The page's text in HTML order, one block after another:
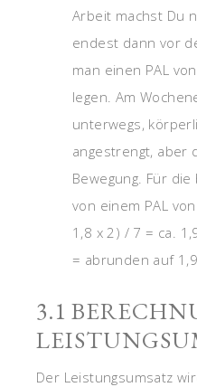
Arbeit machst Du
endest dann vor
man einen PAL
legen. Am
unterwegs,
angestrengt, aber
Bewegung. Für
von einem PAL
1,8 x 2) / 7 = ca.
= abrunden auf
3.1
Der Leistungsumsatz